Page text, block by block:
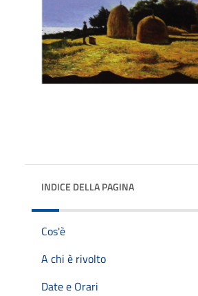
INDICE DELLA PAGINA
Cos'è
A chi è rivolto
Date e Orari